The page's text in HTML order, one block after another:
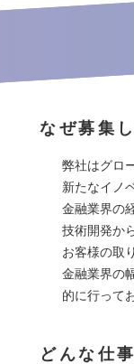
なぜ募集
弊社はグロ
新たなイノ
金融業界の
技術開発か
お客様の取
金融業界の
的に行って
どんな仕